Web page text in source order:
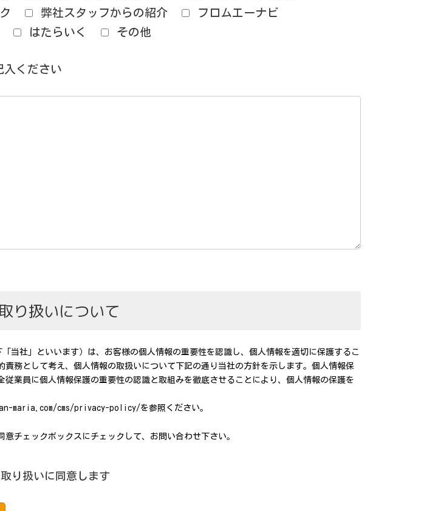
弊社スタッフからの紹介
フロムエーナビ
はたらいく その他
入ください
り扱いについて
当社」といいます）は、お客様の個人情報の重要性を認識し、個人情報を適切に保護するこ
責務として考え、個人情報の取扱いについて下記の通り当社の方針を示します。個人情報保
従業員に個人情報保護の重要性の認識と取組みを徹底させることにより、個人情報の保護を
maria.com/cms/privacy-policy/を参照ください。
意チェックボックスにチェックして、お問い合わせ下さい。
取り扱いに同意します